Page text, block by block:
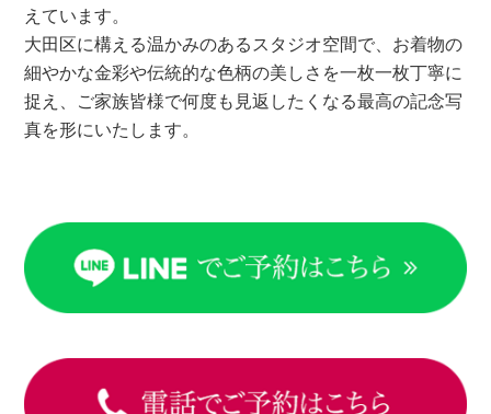
えています。
大田区に構える温かみのあるスタジオ空間で、お着物の
細やかな金彩や伝統的な色柄の美しさを一枚一枚丁寧に
捉え、ご家族皆様で何度も見返したくなる最高の記念写
真を形にいたします。